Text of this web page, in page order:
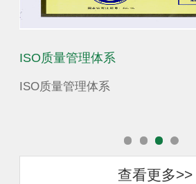
ISO质量管理体系
ISO质量管理体系
查看更多>>